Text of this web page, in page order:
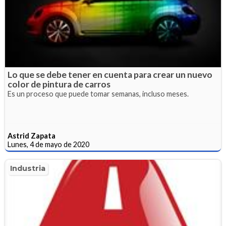
Lo que se debe tener en cuenta para crear un nuevo
color de pintura de carros
Es un proceso que puede tomar semanas, incluso meses.
Astrid Zapata
Lunes, 4 de mayo de 2020
Industria